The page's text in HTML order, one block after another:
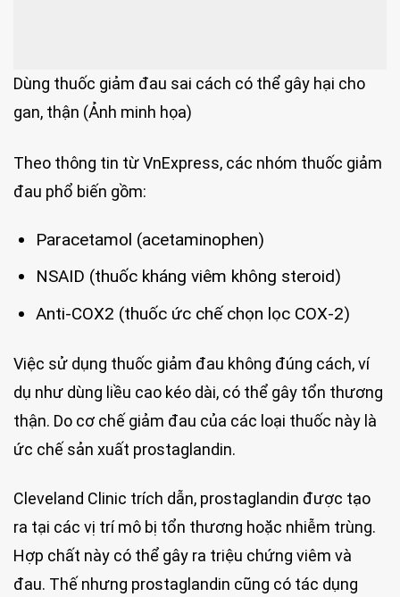
Dùng thuốc giảm đau sai cách có thể gây hại cho
gan, thận (Ảnh minh họa)
Theo thông tin từ VnExpress, các nhóm thuốc giảm
đau phổ biến gồm:
Paracetamol (acetaminophen)
NSAID (thuốc kháng viêm không steroid)
Anti-COX2 (thuốc ức chế chọn lọc COX-2)
Việc sử dụng thuốc giảm đau không đúng cách, ví
dụ như dùng liều cao kéo dài, có thể gây tổn thương
thận. Do cơ chế giảm đau của các loại thuốc này là
ức chế sản xuất prostaglandin.
Cleveland Clinic trích dẫn, prostaglandin được tạo
ra tại các vị trí mô bị tổn thương hoặc nhiễm trùng.
Hợp chất này có thể gây ra triệu chứng viêm và
đau. Thế nhưng prostaglandin cũng có tác dụng